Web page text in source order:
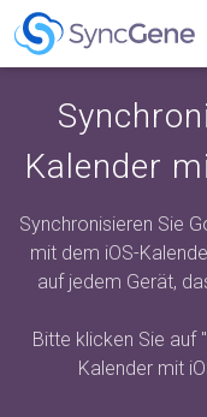
Kalender
Synchronisieren Sie
mit dem iOS-
auf jedem Gerät,
Bitte klicken Sie auf
Kalender mit